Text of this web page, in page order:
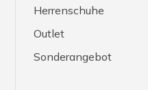
Herrenschuhe
Outlet
Sonderangebot